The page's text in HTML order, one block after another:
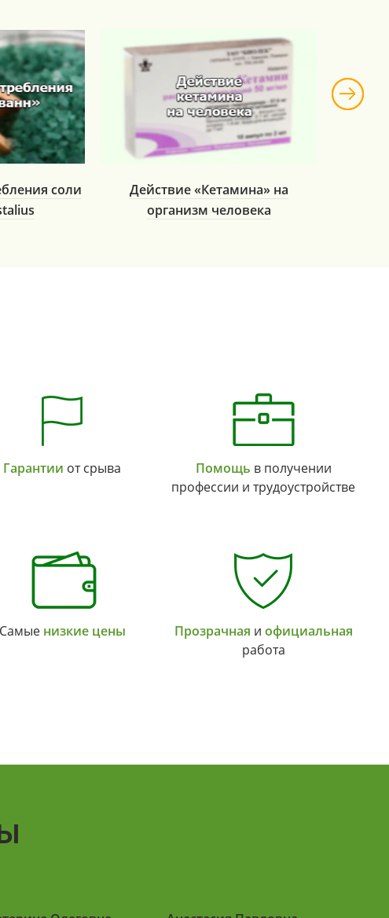
соли
Действие «Кетамина» на
организм человека
Гарантии от срыва Помощь в получении
профессии и трудоустройстве
Самые низкие цены Прозрачная и официальная
работа